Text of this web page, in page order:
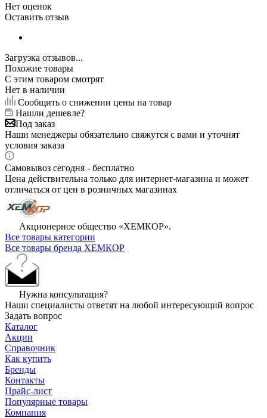
Нет оценок
Оставить отзыв
Загрузка отзывов...
Похожие товары
С этим товаром смотрят
Нет в наличии
Сообщить о снижении цены на товар
Нашли дешевле?
Под заказ
Наши менеджеры обязательно свяжутся с вами и уточнят
условия заказа
Самовывоз сегодня - бесплатно
Цена действительна только для интернет-магазина и может
отличаться от цен в розничных магазинах
Акционерное общество «ХЕМКОР».
Все товары категории
Все товары бренда ХЕМКОР
Нужна консультация?
Наши специалисты ответят на любой интересующий вопрос
Задать вопрос
Каталог
Акции
Справочник
Как купить
Бренды
Контакты
Прайс-лист
Популярные товары
Компания